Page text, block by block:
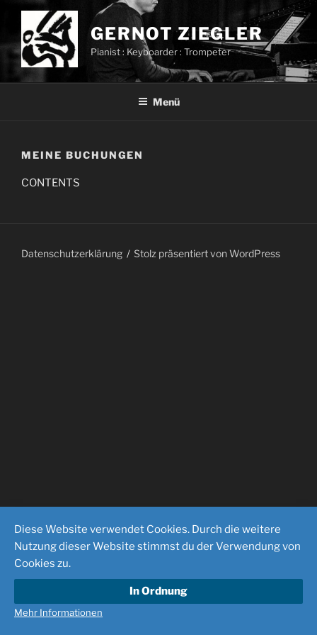
Zum
springen
GERNOT ZIEGLER
Pianist : Keyboarder : Trompeter
Menü
MEINE BUCHUNGEN
CONTENTS
Datenschutzerklärung Stolz präsentiert von WordPress
Diese Website verwendet Cookies. Durch die weitere
Nutzung dieser Website stimmst du der Verwendung von
Cookies zu.
In Ordnung
Mehr Informationen